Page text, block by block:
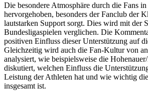
Die besondere Atmosphäre durch die Fans
hervorgehoben, besonders der Fanclub der
lautstarken Support sorgt. Dies wird mit der
Bundesligaspielen verglichen. Die
positiven Einfluss dieser Unterstützung auf
Gleichzeitig wird auch die Fan-Kultur von
analysiert, wie beispielsweise die
diskutiert, welchen Einfluss die
Leistung der Athleten hat und wie wichtig
insgesamt ist.